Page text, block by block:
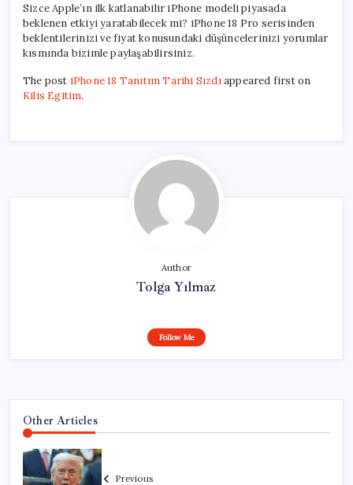
Sizce Apple’ın ilk katlanabilir iPhone modeli piyasada
beklenen etkiyi yaratabilecek mi? iPhone 18 Pro serisinden
beklentilerinizi ve fiyat konusundaki düşüncelerinizi yorumlar
kısmında bizimle paylaşabilirsiniz.
The post iPhone 18 Tanıtım Tarihi Sızdıappeared first on
Kilis Egitim.
Author
Tolga Yılmaz
Follow Me
Other Articles
Previous